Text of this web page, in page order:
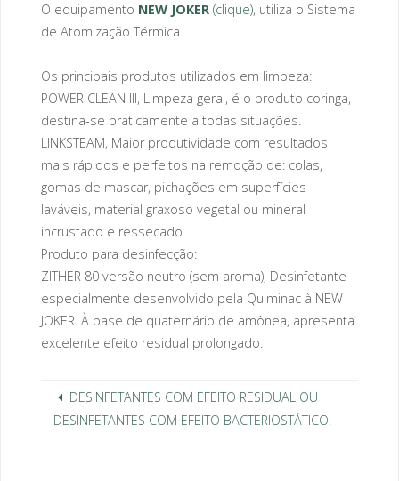
O equipamento NEW JOKER(clique), utiliza o Sistema
de Atomização Térmica.
Os principais produtos utilizados em limpeza:
POWER CLEAN III, Limpeza geral, é o produto coringa,
destina-se praticamente a todas situações.
LINKSTEAM, Maior produtividade com resultados
mais rápidos e perfeitos na remoção de: colas,
gomas de mascar, pichações em superfícies
laváveis, material graxoso vegetal ou mineral
incrustado e ressecado.
Produto para desinfecção:
ZITHER 80 versão neutro (sem aroma), Desinfetante
especialmente desenvolvido pela Quiminac à NEW
JOKER. À base de quaternário de amônea, apresenta
excelente efeito residual prolongado.
DESINFETANTES COM EFEITO RESIDUAL OU
DESINFETANTES COM EFEITO BACTERIOSTÁTICO.